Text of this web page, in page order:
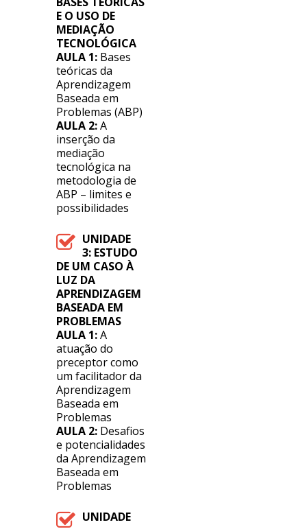
E O USO DE
MEDIAÇÃO
TECNOLÓGICA
AULA 1: Bases
teóricas da
Aprendizagem
Baseada em
Problemas (ABP)
AULA 2:A
inserção da
mediação
tecnológica na
metodologia de
ABP – limites e
possibilidades
UNIDADE
3: ESTUDO
DE UM CASO À
LUZ DA
APRENDIZAGEM
BASEADA EM
PROBLEMAS
AULA 1:A
atuação do
preceptor como
um facilitador da
Aprendizagem
Baseada em
Problemas
AULA 2: Desafios
e potencialidades
da Aprendizagem
Baseada em
Problemas
UNIDADE